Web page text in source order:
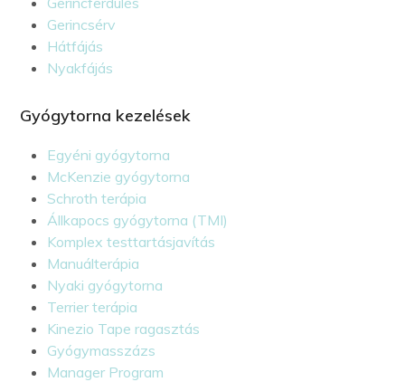
Gerincsérv
Hátfájás
Nyakfájás
Gyógytorna kezelések
Egyéni gyógytorna
McKenzie gyógytorna
Schroth terápia
Állkapocs gyógytorna (TMI)
Komplex testtartásjavítás
Manuálterápia
Nyaki gyógytorna
Terrier terápia
Kinezio Tape ragasztás
Gyógymasszázs
Manager Program